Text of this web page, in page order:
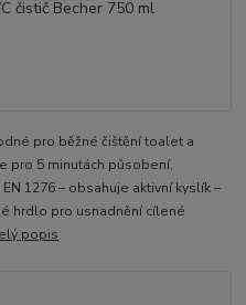
pro běžné čištění toalet a
pro 5 minutách působení,
1276 – obsahuje aktivní kyslík –
hrdlo pro usnadnění cílené
popis